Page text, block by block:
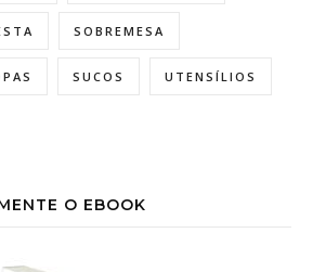
SOBREMESA
SUCOS UTENSÍLIOS
O EBOOK